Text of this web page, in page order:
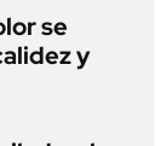
se
y